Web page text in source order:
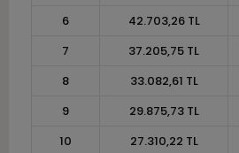
6
42.703,26 TL
7
37.205,75 TL
8
33.082,61 TL
9
29.875,73 TL
10
27.310,22 TL